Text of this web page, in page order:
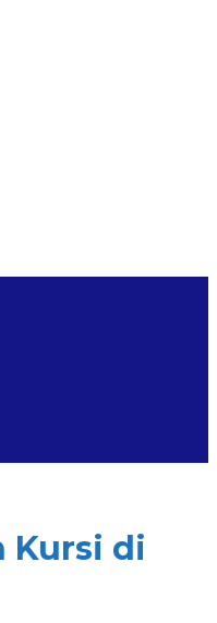
Kursi di